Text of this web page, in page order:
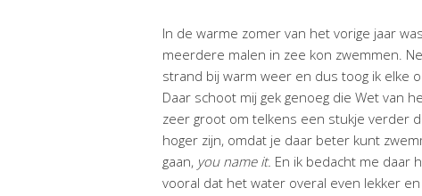
In de warme zomer van het vorige jaar
meerdere malen in zee kon zwemmen.
strand bij warm weer en dus toog ik elke
Daar schoot mij gek genoeg die Wet van
zeer groot om telkens een stukje verder
hoger zijn, omdat je daar beter kunt
gaan, you name it. En ik bedacht me daar
vooral dat het water overal even lekker